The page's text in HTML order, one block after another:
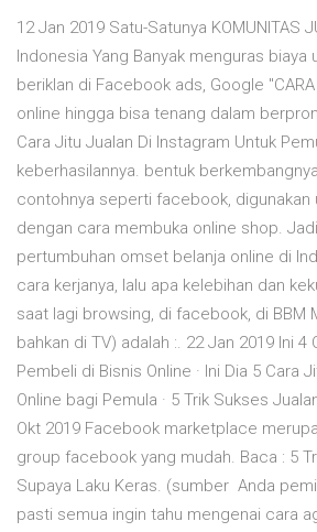
12 Jan 2019 Satu-Satunya KOMUNITAS
Indonesia Yang Banyak menguras biaya
beriklan di Facebook ads, Google
online hingga bisa tenang dalam
Cara Jitu Jualan Di Instagram Untuk
keberhasilannya. bentuk
contohnya seperti facebook, digunakan
dengan cara membuka online shop.
pertumbuhan omset belanja online di
cara kerjanya, lalu apa kelebihan dan
saat lagi browsing, di facebook, di BBM
bahkan di TV) adalah :. 22 Jan 2019 Ini 4
Pembeli di Bisnis Online · Ini Dia 5 Cara
Online bagi Pemula · 5 Trik Sukses
Okt 2019 Facebook marketplace
group facebook yang mudah. Baca : 5
Supaya Laku Keras. (sumber Anda
pasti semua ingin tahu mengenai cara